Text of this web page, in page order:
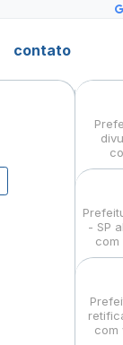
contato
- SP
com
com